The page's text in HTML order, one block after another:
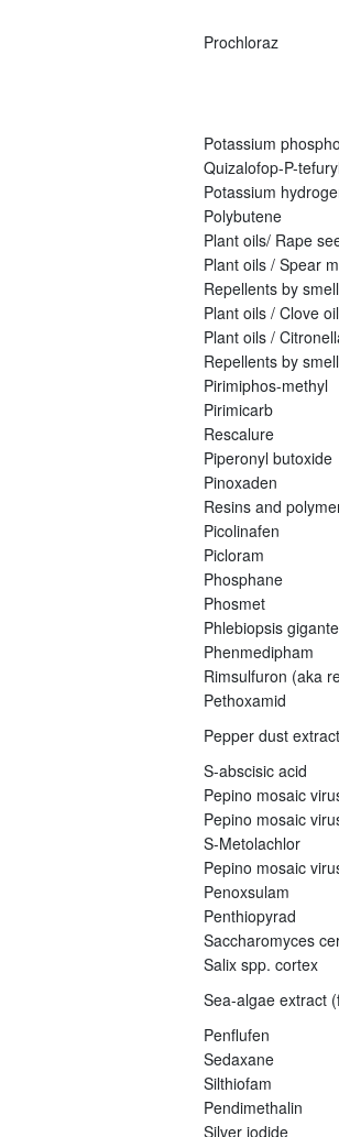
Prochloraz
Potassium
Quizalofop-P-
Potassium
Polybutene
Plant oils/ Rape
Plant oils / Spear
Repellents by
Plant oils / Clove oil
Plant oils /
Repellents by
Pirimiphos-methyl
Pirimicarb
Rescalure
Piperonyl butoxide
Pinoxaden
Resins and
Picolinafen
Picloram
Phosphane
Phosmet
Phlebiopsis
Phenmedipham
Rimsulfuron (aka
Pethoxamid
Pepper dust
S-abscisic acid
Pepino mosaic
Pepino mosaic
S-Metolachlor
Pepino mosaic
Penoxsulam
Penthiopyrad
Saccharomyces
Salix spp. cortex
Sea-algae extract
Penflufen
Sedaxane
Silthiofam
Pendimethalin
Silver iodide